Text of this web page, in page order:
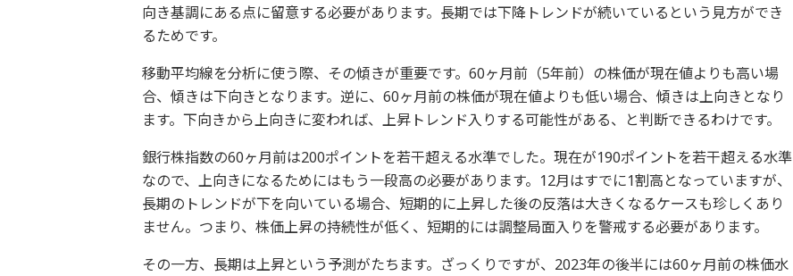
向き基調にある点に留意する必要があります。長期では下降トレンドが続いているという見方ができ
るためです。
移動平均線を分析に使う際、その傾きが重要です。60ヶ月前（5年前）の株価が現在値よりも高い場
合、傾きは下向きとなります。逆に、60ヶ月前の株価が現在値よりも低い場合、傾きは上向きとなり
ます。下向きから上向きに変われば、上昇トレンド入りする可能性がある、と判断できるわけです。
銀行株指数の60ヶ月前は200ポイントを若干超える水準でした。現在が190ポイントを若干超える水準
なので、上向きになるためにはもう一段高の必要があります。12月はすでに1割高となっていますが、
長期のトレンドが下を向いている場合、短期的に上昇した後の反落は大きくなるケースも珍しくあり
ません。つまり、株価上昇の持続性が低く、短期的には調整局面入りを警戒する必要があります。
その一方、長期は上昇という予測がたちます。ざっくりですが、2023年の後半には60ヶ月前の株価水